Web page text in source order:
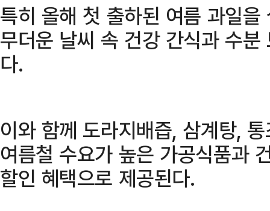
특히 올해 첫 출하된 여름 과일
무더운 날씨 속 건강 간식과 수
다.
이와 함께 도라지배즙, 삼계탕,
여름철 수요가 높은 가공식품과
할인 혜택으로 제공된다.